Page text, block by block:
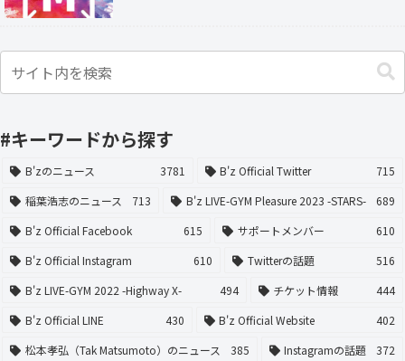
#キーワードから探す
B'zのニュース 3781 B'z Official Twitter
715
稲葉浩志のニュース
713 B'z LIVE-GYM Pleasure 2023 -STARS-
689
B'z Official Facebook
615 サポートメンバー
610
B'z Official Instagram
610 Twitterの話題
516
B'z LIVE-GYM 2022 -Highway X-
494 チケット情報
444
B'z Official LINE
430 B'z Official Website
402
松本孝弘（Tak Matsumoto）のニュース
385 Instagramの話題
372